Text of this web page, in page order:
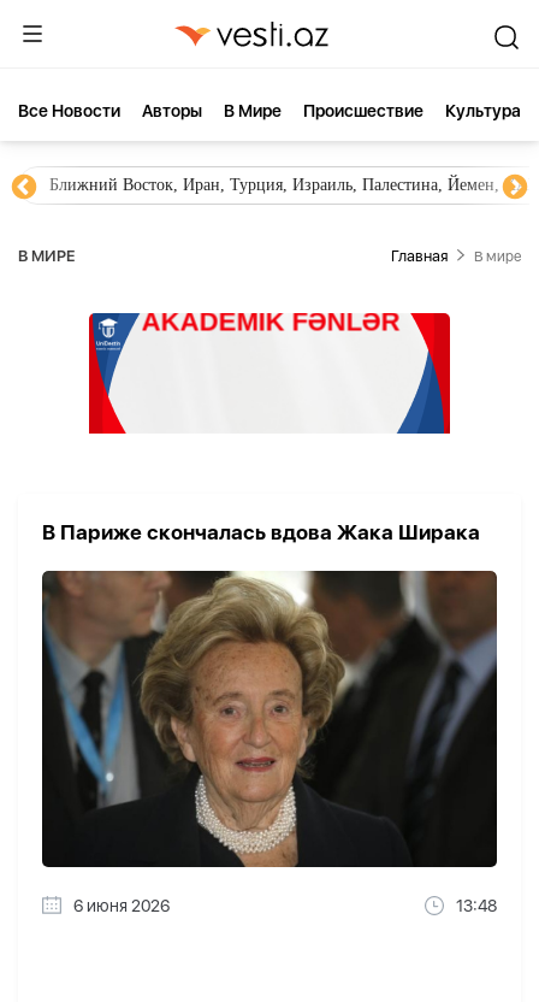
Все Новости Aвторы В Мире Происшествие Культура
Ближний Восток, Иран, Турция, Израиль, Палестина, Йемен,
В МИРЕ Главная В мире
В Париже скончалась вдова Жака Ширака
6 июня 2026 13:48